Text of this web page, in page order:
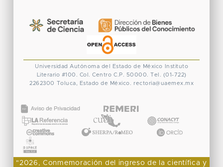
Universidad Autónoma del Estado de México
Instituto
Literario #100. Col. Centro C.P. 50000. Tel. (01-722)
2262300 Toluca, Estado de México. rectoria@uaemex.mx
"2026, Conmemoración del ingreso de la científica y